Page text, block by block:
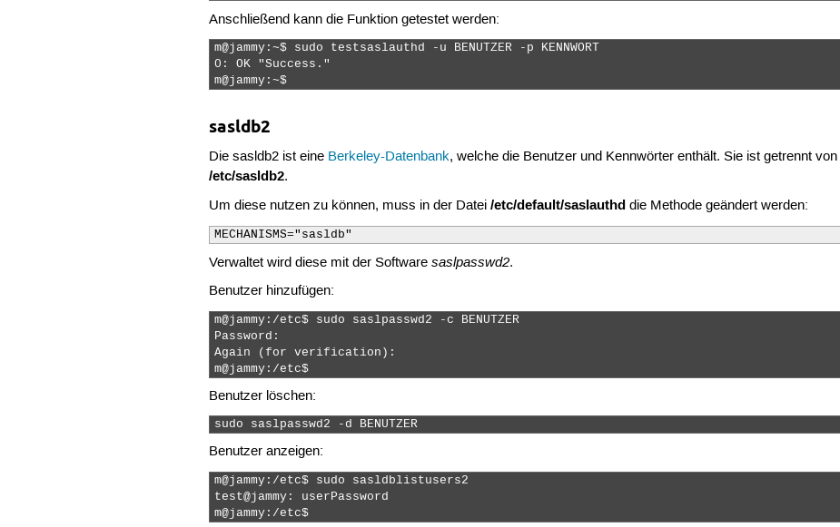
Anschließend kann die Funktion getestet werden:
m@jammy:~$ sudo testsaslauthd -u BENUTZER -p KENNWORT
0: OK "Success."
m@jammy:~$
sasldb2
Die sasldb2 ist eine Berkeley-Datenbank, welche die Benutzer und Kennwörter enthält. Sie ist getrennt
/etc/sasldb2.
Um diese nutzen zu können, muss in der Datei/etc/default/saslauthd die Methode geändert werden:
MECHANISMS="sasldb"
Verwaltet wird diese mit der Softwaresaslpasswd2.
Benutzer hinzufügen:
m@jammy:/etc$ sudo saslpasswd2 -c BENUTZER
Password:
Again (for verification):
m@jammy:/etc$
Benutzer löschen:
sudo saslpasswd2 -d BENUTZER
Benutzer anzeigen:
m@jammy:/etc$ sudo sasldblistusers2
test@jammy: userPassword
m@jammy:/etc$